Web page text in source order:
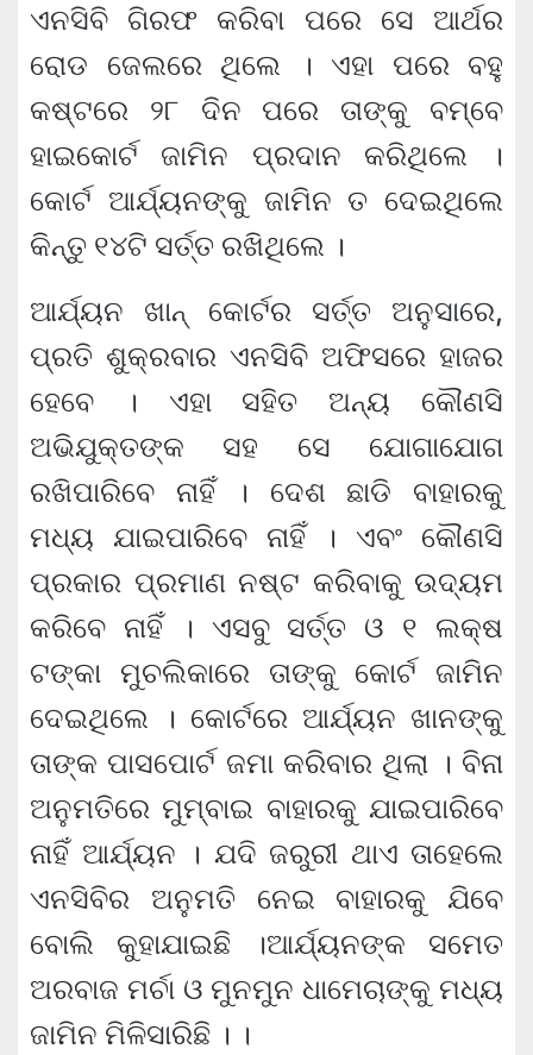
ଏନସିବି ଗିରଫ କରିବା ପରେ ସେ ଆର୍ଥର
ରୋଡ ଜେଲରେ ଥିଲେ । ଏହା ପରେ ବହୁ
କଷ୍ଟରେ ୨୮ ଦିନ ପରେ ତାଙ୍କୁ ବମ୍ବେ
ହାଇକୋର୍ଟ ଜାମିନ ପ୍ରଦାନ କରିଥିଲେ ।
କୋର୍ଟ ଆର୍ଯ୍ୟନଙ୍କୁ ଜାମିନ ତ ଦେଇଥିଲେ
କିନ୍ତୁ ୧୪ଟି ସର୍ତ୍ତ ରଖିଥିଲେ ।
ଆର୍ଯ୍ୟନ ଖାନ୍ କୋର୍ଟର ସର୍ତ୍ତ ଅନୁସାରେ,
ପ୍ରତି ଶୁକ୍ରବାର ଏନସିବି ଅଫିସରେ ହାଜର
ହେବେ । ଏହା ସହିତ ଅନ୍ୟ କୌଣସି
ଅଭିଯୁକ୍ତଙ୍କ ସହ ସେ ଯୋଗାଯୋଗ
ରଖିପାରିବେ ନାହିଁ । ଦେଶ ଛାଡି ବାହାରକୁ
ମଧ୍ୟ ଯାଇପାରିବେ ନାହିଁ । ଏବଂ କୌଣସି
ପ୍ରକାର ପ୍ରମାଣ ନଷ୍ଟ କରିବାକୁ ଉଦ୍ୟମ
କରିବେ ନାହିଁ । ଏସବୁ ସର୍ତ୍ତ ଓ ୧ ଲକ୍ଷ
ଟଙ୍କା ମୁଚଲିକାରେ ତାଙ୍କୁ କୋର୍ଟ ଜାମିନ
ଦେଇଥିଲେ । କୋର୍ଟରେ ଆର୍ଯ୍ୟନ ଖାନଙ୍କୁ
ତାଙ୍କ ପାସପୋର୍ଟ ଜମା କରିବାର ଥିଲା । ବିନା
ଅନୁମତିରେ ମୁମ୍ବାଇ ବାହାରକୁ ଯାଇପାରିବେ
ନାହିଁ ଆର୍ଯ୍ୟନ । ଯଦି ଜରୁରୀ ଥାଏ ତାହେଲେ
ଏନସିବିର ଅନୁମତି ନେଇ ବାହାରକୁ ଯିବେ
ବୋଲି କୁହାଯାଇଛି ।ଆର୍ଯ୍ୟନଙ୍କ ସମେତ
ଅରବାଜ ମର୍ଚା ଓ ମୁନମୁନ ଧାମେଚାଙ୍କୁ ମଧ୍ୟ
ଜାମିନ ମିଳିସାରିଛି । ।